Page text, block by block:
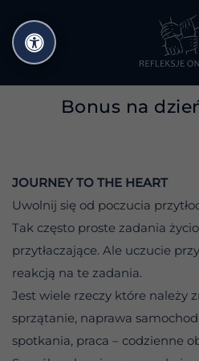
do
treści
Bonus na
JOURNEY TO THE HEART
Uwolnij się od poczucia
Tak często proste zadania
przytłaczające. Ale uczucie
reakcją na te zadania.
Jest wiele rzeczy które należy
sprzątanie, naprawa
spotkania, praca – codzienne